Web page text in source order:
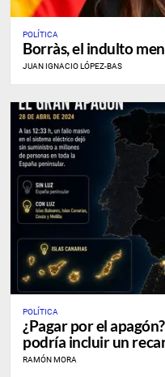
POLÍTICA
Borràs, el indulto
JUAN IGNACIO LÓPEZ-BAS
POLÍTICA
¿Pagar por el
podría incluir un
RAMÓN MORA